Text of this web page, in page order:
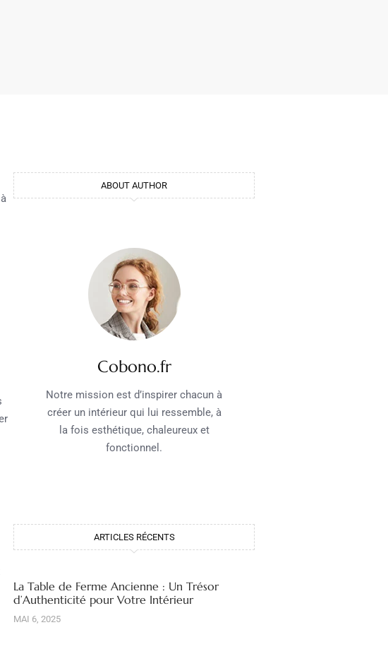
ABOUT AUTHOR
Cobono.fr
Notre mission est d’inspirer chacun à
créer un intérieur qui lui ressemble, à
la fois esthétique, chaleureux et
fonctionnel.
ARTICLES RÉCENTS
La Table de Ferme Ancienne : Un Trésor
d’Authenticité pour Votre Intérieur
MAI 6, 2025